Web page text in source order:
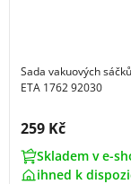
Sada vakuových sáčků
ETA 1762 92030
Cena s DPH:
259 Kč
Skladem v e-
ihned k